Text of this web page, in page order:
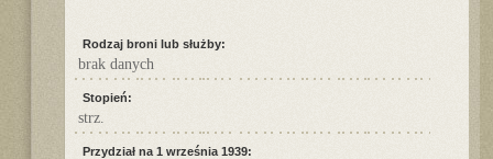
Rodzaj broni lub służby:
brak danych
Stopień:
strz.
Przydział na 1 września 1939: